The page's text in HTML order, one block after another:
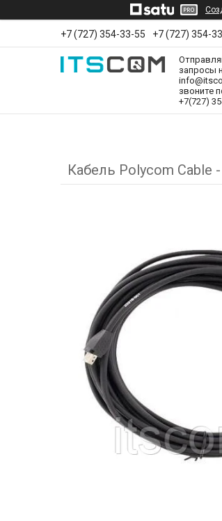
+7 (727) 354-33-55 +7 (727) 354-
запросы
звоните
+7(727)
Кабель Polycom Cable